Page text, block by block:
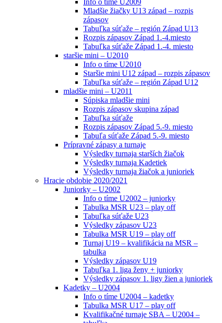
Mladšie žiačky U13 západ – rozpis
zápasov
Tabuľka súťaže – región Západ U13
Rozpis zápasov Západ 1.-4.miesto
Tabuľka súťaže Západ 1.-4. miesto
staršie mini – U2010
Info o tíme U2010
Staršie mini U12 západ – rozpis zápasov
Tabuľka súťaže – región Západ U12
mladšie mini – U2011
Súpiska mladšie mini
Rozpis zápasov skupina západ
Tabuľka súťaže
Rozpis zápasov Západ 5.-9. miesto
Tabuľa súťaže Západ 5.-9. miesto
Prípravné zápasy a turnaje
Výsledky turnaja starších žiačok
Výsledky turnaja Kadetiek
Výsledky turnaja žiačok a junioriek
Hracie obdobie 2020/2021
Juniorky – U2002
Info o tíme U2002 – juniorky
Tabulka MSR U23 – play off
Tabuľka súťaže U23
Výsledky zápasov U23
Tabulka MSR U19 – play off
Turnaj U19 – kvalifikácia na MSR –
tabulka
Výsledky zápasov U19
Tabuľka 1. liga ženy + juniorky
Výsledky zápasov 1. ligy žien a junioriek
Kadetky – U2004
Info o tíme U2004 – kadetky
Tabulka MSR U17 – play off
Kvalifikačné turnaje SBA – U2004 –